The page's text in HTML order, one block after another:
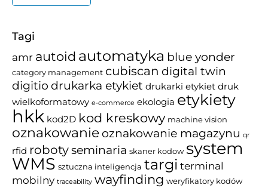
Tagi
amr autoid automatyka blue yonder
category management cubiscan digital twin
digitio drukarka etykiet drukarki etykiet druk
wielkoformatowy e-commerce ekologia etykiety
hkk kod2D kod kreskowy machine vision
oznakowanie oznakowanie magazynu qr
rfid robotyseminaria skaner kodow system
WMS sztuczna inteligencja targi terminal
mobilny traceability wayfinding weryfikatory kodów